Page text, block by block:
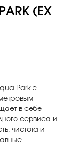
(EX
Park с
в себе
сервиса и
чистота и